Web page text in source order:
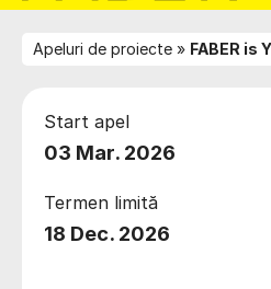
Apeluri de proiecte FABER is
Start apel
03 Mar. 2026
Termen limită
18 Dec. 2026